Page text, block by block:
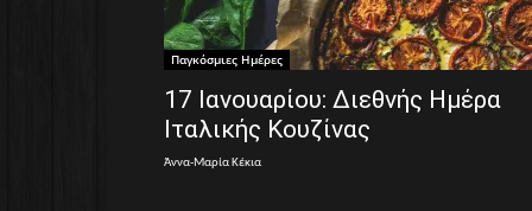
Παγκόσμιες Ημέρες
17 Ιανουαρίου: Διεθνής Ημέρα
Ιταλικής Κουζίνας
Άννα-Μαρία Κέκια